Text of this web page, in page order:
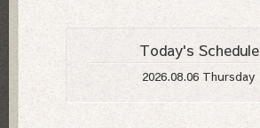
Today's Schedule
2026.08.06 Thursday